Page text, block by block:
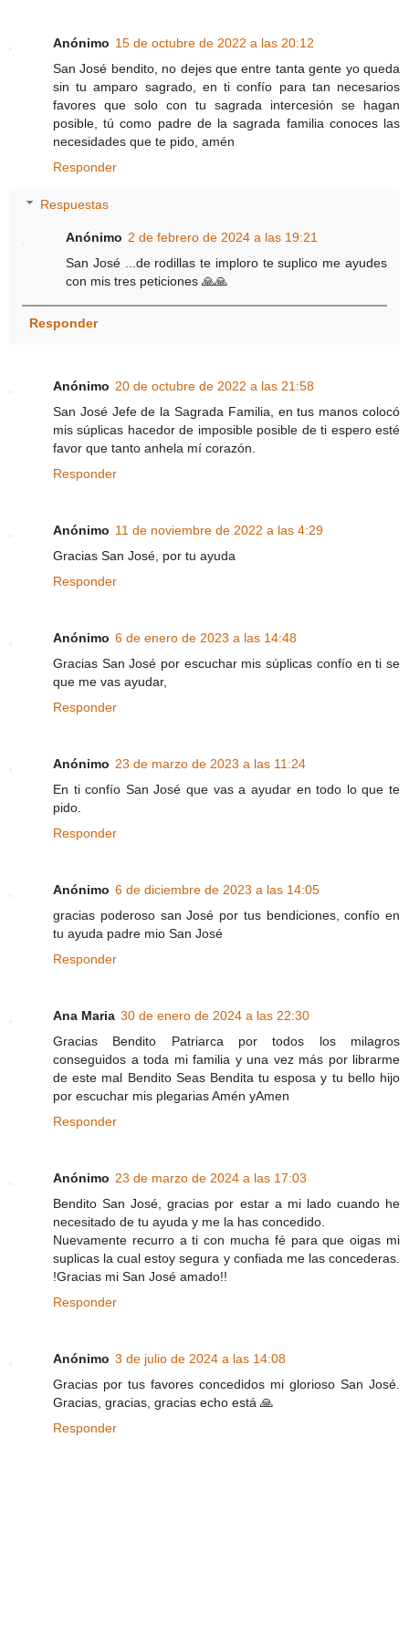
Anónimo 15 de octubre de 2022 a las 20:12
San José bendito, no dejes que entre tanta gente yo queda
sin tu amparo sagrado, en ti confío para tan necesarios
favores que solo con tu sagrada intercesión se hagan
posible, tú como padre de la sagrada familia conoces las
necesidades que te pido, amén
Responder
Respuestas
Anónimo 2 de febrero de 2024 a las 19:21
San José ...de rodillas te imploro te suplico me ayudes
con mis tres peticiones 🙏🙏
Responder
Anónimo 20 de octubre de 2022 a las 21:58
San José Jefe de la Sagrada Familia, en tus manos colocó
mis súplicas hacedor de imposible posible de ti espero esté
favor que tanto anhela mí corazón.
Responder
Anónimo 11 de noviembre de 2022 a las 4:29
Gracias San José, por tu ayuda
Responder
Anónimo 6 de enero de 2023 a las 14:48
Gracias San José por escuchar mis súplicas confío en ti se
que me vas ayudar,
Responder
Anónimo 23 de marzo de 2023 a las 11:24
En ti confío San José que vas a ayudar en todo lo que te
pido.
Responder
Anónimo 6 de diciembre de 2023 a las 14:05
gracias poderoso san José por tus bendiciones, confío en
tu ayuda padre mio San José
Responder
Ana Maria 30 de enero de 2024 a las 22:30
Gracias Bendito Patriarca por todos los milagros
conseguidos a toda mi familia y una vez más por librarme
de este mal Bendito Seas Bendita tu esposa y tu bello hijo
por escuchar mis plegarias Amén yAmen
Responder
Anónimo 23 de marzo de 2024 a las 17:03
Bendito San José, gracias por estar a mi lado cuando he
necesitado de tu ayuda y me la has concedido.
Nuevamente recurro a ti con mucha fé para que oigas mi
suplicas la cual estoy segura y confiada me las concederas.
!Gracias mi San José amado!!
Responder
Anónimo 3 de julio de 2024 a las 14:08
Gracias por tus favores concedidos mi glorioso San José.
Gracias, gracias, gracias echo está 🙏
Responder